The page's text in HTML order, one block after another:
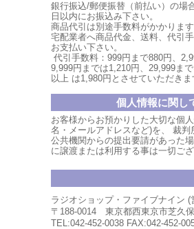
銀行振込/郵便振替（前払い）の場
日以内にお振込み下さい。
商品代引は別途手数料がかかりま
宅配業者へ商品代金、送料、代引
お支払い下さい。
代引手数料：999円まで880円、
9,999円までは1,210円、 29,999まで
以上 は1,980円とさせていただき
個人情報に関し
お客様からお預かりした大切な個
名・メールアドレスなど)を、 裁判
公共機関からの提出要請があった
に譲渡または利用する事は一切ご
ラジオショップ・ファイブナイン
〒188-0014 東京都西東京市芝久
TEL:042-452-0038 FAX:042-452-